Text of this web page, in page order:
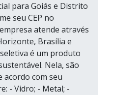
para Goiás e Distrito
seu CEP no
atende através
Brasília e
é um produto
Nela, são
acordo com seu
- Vidro; - Metal; -